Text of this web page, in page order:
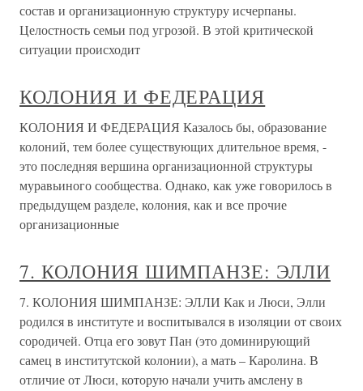
состав и организационную структуру исчерпаны.
Целостность семьи под угрозой. В этой критической
ситуации происходит
КОЛОНИЯ И ФЕДЕРАЦИЯ
КОЛОНИЯ И ФЕДЕРАЦИЯ Казалось бы, образование
колоний, тем более существующих длительное время, -
это последняя вершина организационной структуры
муравьиного сообщества. Однако, как уже говорилось в
предыдущем разделе, колония, как и все прочие
организационные
7. КОЛОНИЯ ШИМПАНЗЕ: ЭЛЛИ
7. КОЛОНИЯ ШИМПАНЗЕ: ЭЛЛИ Как и Люси, Элли
родился в институте и воспитывался в изоляции от своих
сородичей. Отца его зовут Пан (это доминирующий
самец в институтской колонии), а мать – Каролина. В
отличие от Люси, которую начали учить амслену в